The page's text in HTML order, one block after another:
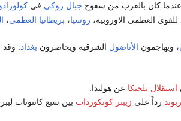
عندما كان بالقرب من سفوح جبال روكي في
العظمى الاوروبية، روسيا، بريطانيا العظمى،
، ويهاجمون الأناضول الشرقية ويحاصرون بغداد. وقد
استقلال بلجيكا عن هولندا.
رداً على زيبنر كونكوردات بين سبع كانتونات